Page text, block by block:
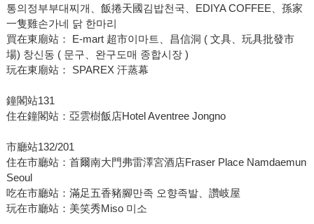
통의정부부대찌개、飯捲天國김밥천국、EDIYA COFFEE、孫家
一隻雞손가네 닭 한마리
買在東廟站： E-mart 超市이마트、昌信洞 ( 文具、玩具批發市
場) 창신동 ( 문구、완구도매 종합시장 )
玩在東廟站： SPAREX 汗蒸幕
鐘閣站131
住在鐘閣站：亞雲樹飯店Hotel Aventree Jongno
市廳站132/201
住在市廳站：首爾南大門弗雷澤宮酒店Fraser Place Namdaemun
Seoul
吃在市廳站：滿足五香豬腳만족 오향족발、讚岐屋
玩在市廳站：美笑秀Miso 미소